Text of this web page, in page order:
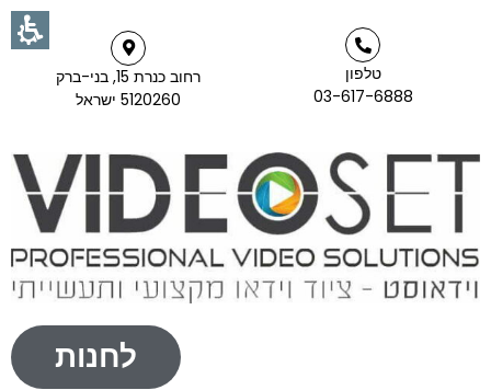
טלפון
03-617-6888
רחוב כנרת 15, בני-ברק
5120260 ישראל
לחנות